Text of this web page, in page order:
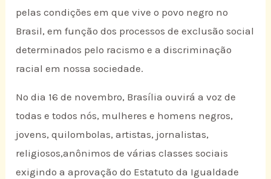
pelas condições em que vive o povo negro no
Brasil, em função dos processos de exclusão social
determinados pelo racismo e a discriminação
racial em nossa sociedade.
No dia 16 de novembro, Brasília ouvirá a voz de
todas e todos nós, mulheres e homens negros,
jovens, quilombolas, artistas, jornalistas,
religiosos,anônimos de várias classes sociais
exigindo a aprovação do Estatuto da Igualdade